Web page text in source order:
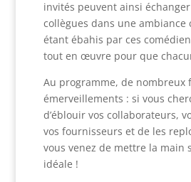
invités peuvent ainsi
collègues dans une ambiance
étant ébahis par ces
tout en œuvre pour que
Au programme, de nombreux
émerveillements : si vous
d’éblouir vos collaborateurs,
vos fournisseurs et de les
vous venez de mettre la main
idéale !